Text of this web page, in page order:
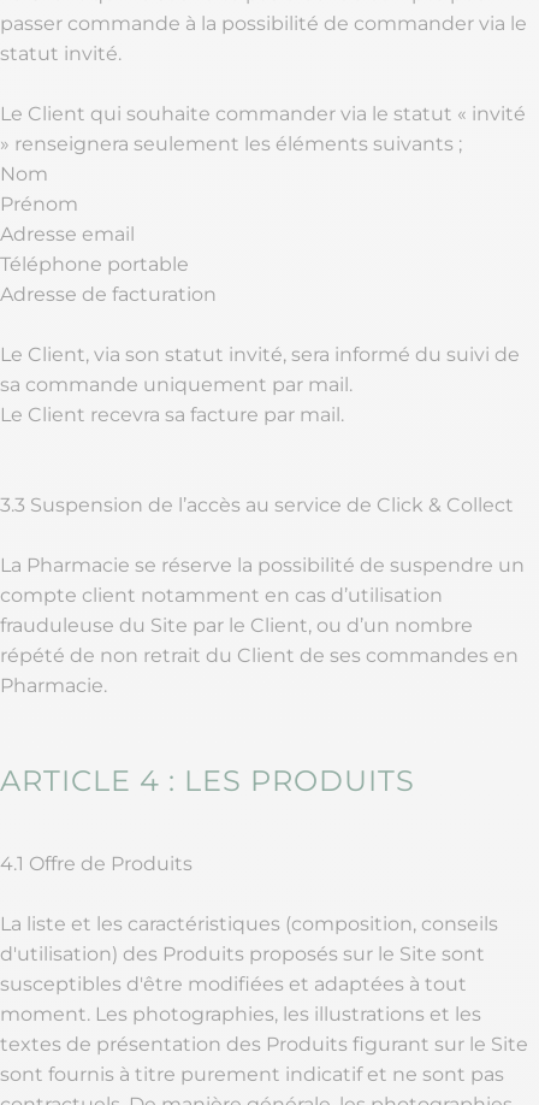
passer commande à la possibilité de commander via le
statut invité.
Le Client qui souhaite commander via le statut « invité
» renseignera seulement les éléments suivants ;
Nom
Prénom
Adresse email
Téléphone portable
Adresse de facturation
Le Client, via son statut invité, sera informé du suivi de
sa commande uniquement par mail.
Le Client recevra sa facture par mail.
3.3 Suspension de l’accès au service de Click & Collect
La Pharmacie se réserve la possibilité de suspendre un
compte client notamment en cas d’utilisation
frauduleuse du Site par le Client, ou d’un nombre
répété de non retrait du Client de ses commandes en
Pharmacie.
ARTICLE 4 : LES PRODUITS
4.1 Offre de Produits
La liste et les caractéristiques (composition, conseils
d'utilisation) des Produits proposés sur le Site sont
susceptibles d'être modifiées et adaptées à tout
moment. Les photographies, les illustrations et les
textes de présentation des Produits figurant sur le Site
sont fournis à titre purement indicatif et ne sont pas